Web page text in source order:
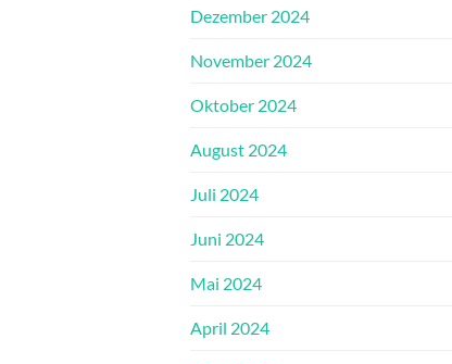
Dezember 2024
November 2024
Oktober 2024
August 2024
Juli 2024
Juni 2024
Mai 2024
April 2024